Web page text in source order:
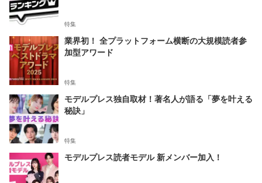
特集
業界初！ 全プラットフォーム横断の大規模読者参
加型アワード
特集
モデルプレス独自取材！著名人が語る「夢を叶える
秘訣」
特集
モデルプレス読者モデル 新メンバー加入！